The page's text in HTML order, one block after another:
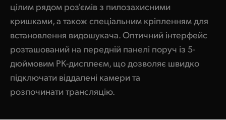
цілим рядом роз'ємів з пилозахисними
кришками, а також спеціальним кріпленням для
встановлення видошукача. Оптичний інтерфейс
розташований на передній панелі поруч із 5-
дюймовим РК-дисплеєм, що дозволяє швидко
підключати віддалені камери та
розпочинати трансляцію.